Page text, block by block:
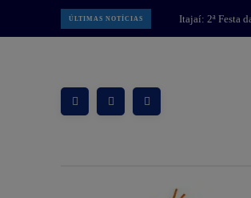
ÚLTIMAS NOTÍCIAS
MPSC: Operação
Volta” intensifica